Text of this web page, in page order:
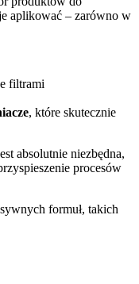
aplikować – zarówno w
filtrami
, które skutecznie
absolutnie niezbędna,
procesów
formuł, takich